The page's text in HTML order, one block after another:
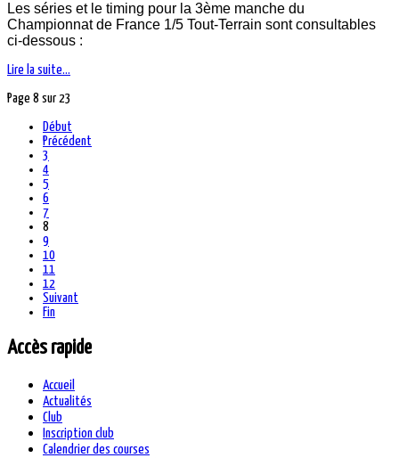
Les séries et le timing pour la 3ème manche du
Championnat de France 1/5 Tout-Terrain sont consultables
ci-dessous :
Lire la suite...
Page 8 sur 23
Début
Précédent
3
4
5
6
7
8
9
10
11
12
Suivant
Fin
Accès rapide
Accueil
Actualités
Club
Inscription club
Calendrier des courses